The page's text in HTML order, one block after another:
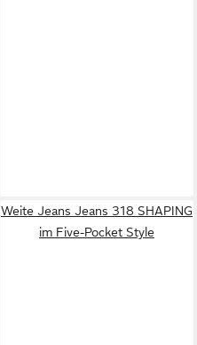
Weite Jeans Jeans 318 SHAPING
im Five-Pocket Style